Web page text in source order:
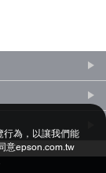
行為，以讓我們能
意epson.com.tw